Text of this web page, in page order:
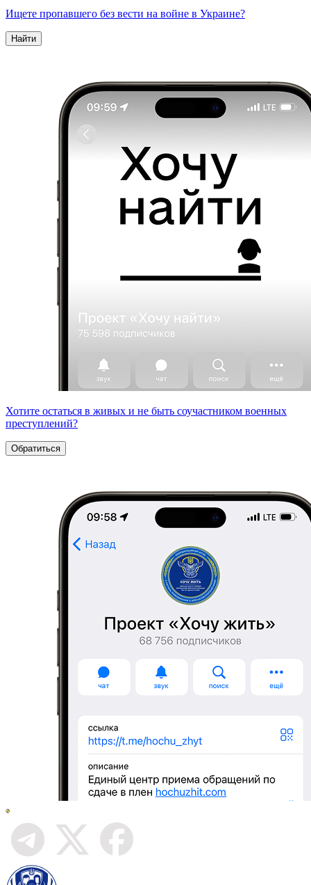
Ищете пропавшего без вести на войне в Украине?
Найти
Хотите остаться в живых и не быть соучастником военных
преступлений?
Обратиться